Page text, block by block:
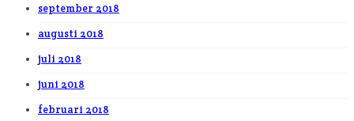
september 2018
augusti 2018
juli 2018
juni 2018
februari 2018